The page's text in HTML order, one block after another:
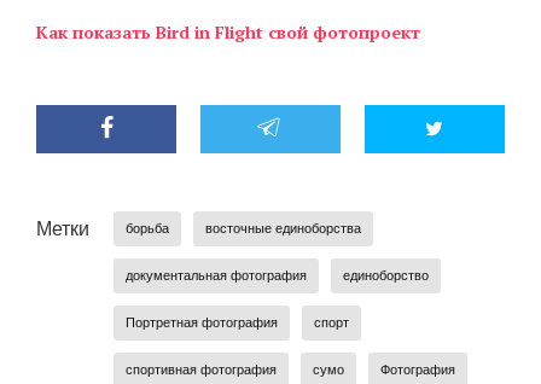
Как показать Bird in Flight свой фотопроект
Метки борьба восточные единоборства
документальная фотография единоборство
Портретная фотография спорт
спортивная фотография сумо Фотография